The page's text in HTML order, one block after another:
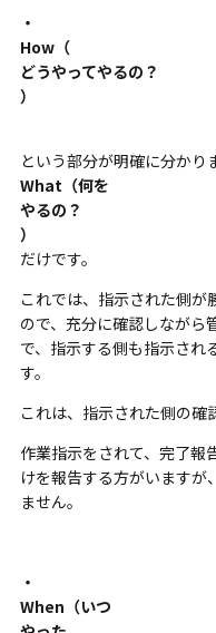
・
How（
どうやってやるの？
）
という部分が明確に分かり
What（何を
やるの？
）
だけです。
これでは、指示された側が
ので、充分に確認しながら
で、 指示する側も指示され
す。
これは、指示された側の確
作業指示をされて、完了報
けを報告する方がいますが
ません。
・
When（いつ